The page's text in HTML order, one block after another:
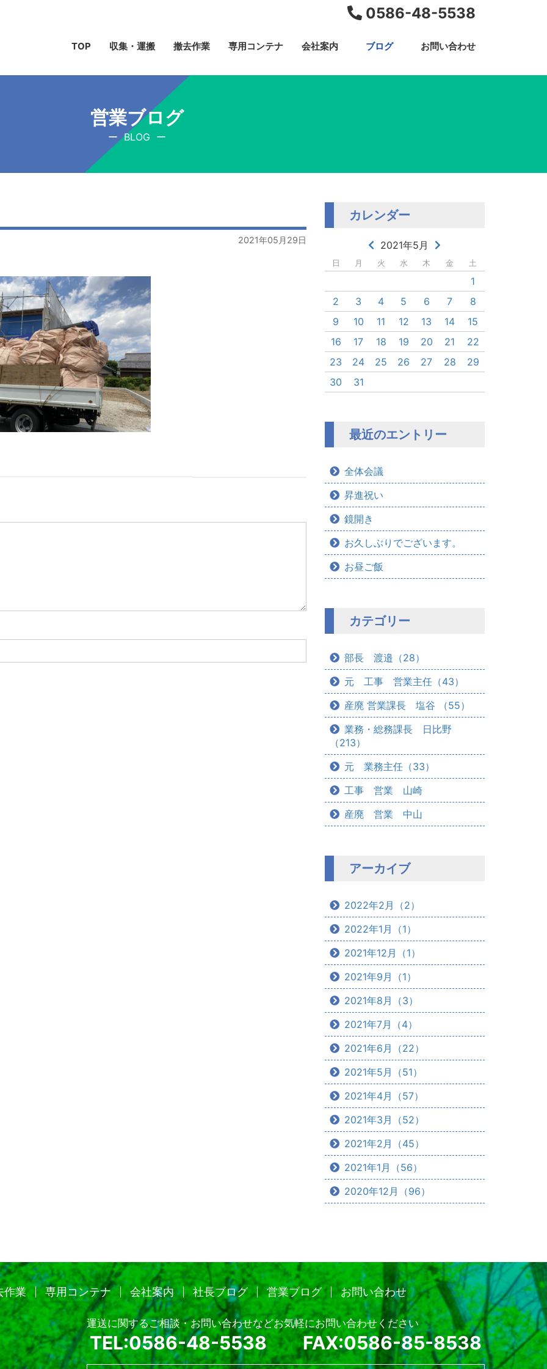
0586-48-5538
TOP 収集・運搬 撤去作業 専用コンテナ 会社案内 ブログ お問い合わせ
営業ブログ
BLOG
2021年05月29日
カレンダー
2021年5月
日 月 火 水 木 金 土
1
2
3 4 5 6 7
8
9
10 11 12 13 14
15
16
17 18 19 20 21
22
23
24 25 26 27 28
29
30
31
最近のエントリー
全体会議
昇進祝い
鏡開き
お久しぶりでございます。
お昼ご飯
カテゴリー
部長 渡邉（28）
元 工事 営業主任（43）
産廃 営業課長 塩谷 （55）
業務・総務課長 日比野
（213）
元 業務主任（33）
工事 営業 山崎
産廃 営業 中山
アーカイブ
2022年2月（2）
2022年1月（1）
2021年12月（1）
2021年9月（1）
2021年8月（3）
2021年7月（4）
2021年6月（22）
2021年5月（51）
2021年4月（57）
2021年3月（52）
2021年2月（45）
2021年1月（56）
2020年12月（96）
作業 専用コンテナ 会社案内 社長ブログ 営業ブログ お問い合わせ
運送に関するご相談・お問い合わせなどお気軽にお問い合わせください
TEL:0586-48-5538 FAX:0586-85-8538